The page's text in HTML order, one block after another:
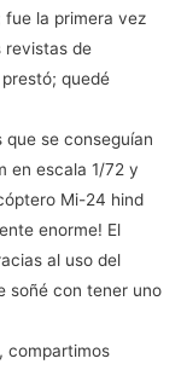
fue la primera vez
revistas de
quedé
que se conseguían
en escala 1/72 y
Mi-24 hind
enorme! El
al uso del
soñé con tener uno
compartimos